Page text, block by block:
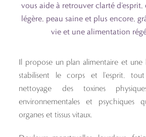
vous aide à retrouver clarté
légère, peau saine et plus encore,
vie et une alimentation
Il propose un plan alimentaire et
stabilisent le corps et l’esprit,
nettoyage des toxines
environnementales et psychiques
organes et tissus vitaux.